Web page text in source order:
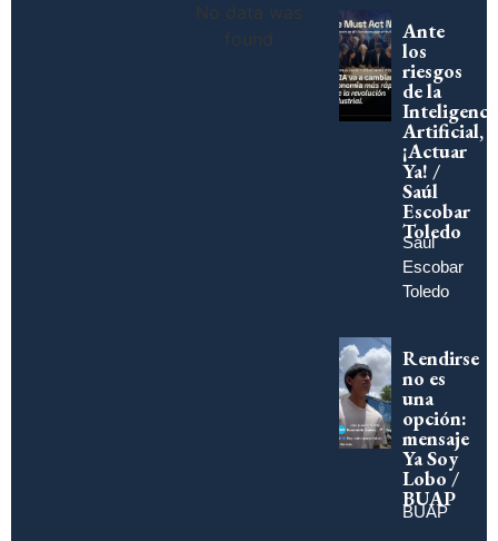
No data was
found
Ante
los
riesgos
de la
Artificial,
¡Actuar
Ya! /
Saúl
Escobar
Toledo
Saúl
Escobar
Toledo
Rendirse
no es
una
opción:
mensaje
Ya Soy
Lobo /
BUAP
BUAP